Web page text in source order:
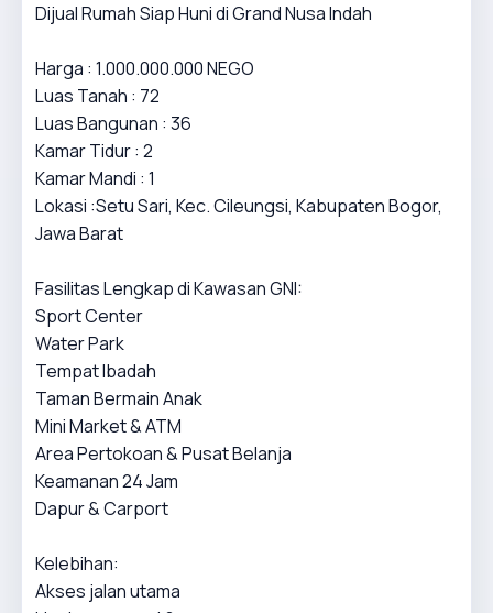
Dijual Rumah Siap Huni di Grand Nusa Indah
Harga : 1.000.000.000 NEGO
Luas Tanah : 72
Luas Bangunan : 36
Kamar Tidur : 2
Kamar Mandi : 1
Lokasi :Setu Sari, Kec. Cileungsi, Kabupaten Bogor,
Jawa Barat
Fasilitas Lengkap di Kawasan GNI:
Sport Center
Water Park
Tempat Ibadah
Taman Bermain Anak
Mini Market & ATM
Area Pertokoan & Pusat Belanja
Keamanan 24 Jam
Dapur & Carport
Kelebihan:
Akses jalan utama